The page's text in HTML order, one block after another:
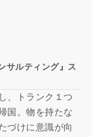
サルティング』ス
、トランク１つ
国。物を持たな
づけに意識が向